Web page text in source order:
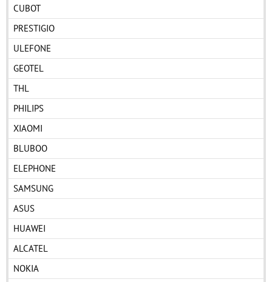
CUBOT
PRESTIGIO
ULEFONE
GEOTEL
THL
PHILIPS
XIAOMI
BLUBOO
ELEPHONE
SAMSUNG
ASUS
HUAWEI
ALCATEL
NOKIA